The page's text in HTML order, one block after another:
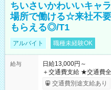
ちいさいかわいいキャ
場所で働ける☆来社不
もらえる◎/T1
アルバイト 職種未経験OK
給与
日給13,000円～
＋交通費支給 ★交通費全額支給！ ┗案件により規定あり ★日払
いOK！（規定あり） ┗
ンビニATMから 日払い分を引
交通費別途支給あり